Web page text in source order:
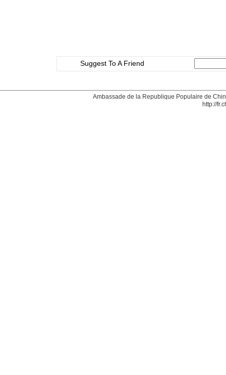
Suggest To A Friend
Ambassade de la Republique Populaire de
http://